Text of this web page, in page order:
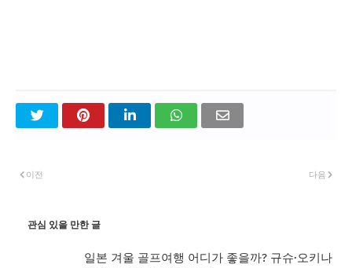
다음
이전
관심 있을 만한 글
일본 겨울 골프여행 어디가 좋을까? 규슈·오키나